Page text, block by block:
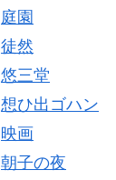
庭園
徒然
悠三堂
想ひ出ゴハン
映画
朝子の夜